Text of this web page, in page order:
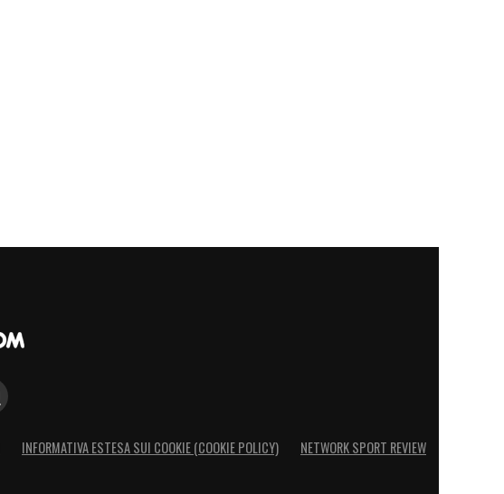
INFORMATIVA ESTESA SUI COOKIE (COOKIE POLICY) NETWORK SPORT REVIEW